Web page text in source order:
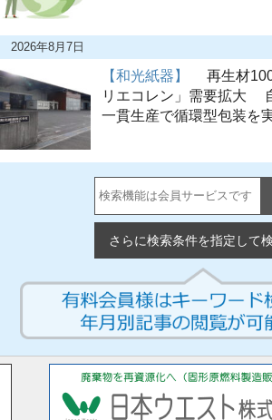
2026年8月7日
【和光紙器】
再生材
リエコレン」需要拡大
一貫生産で循環型包装を
さらに検索条件を指定して